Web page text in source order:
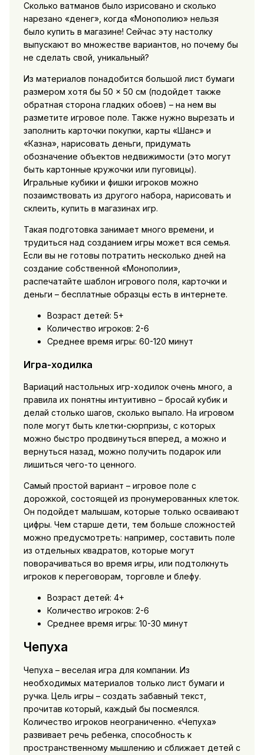
Сколько ватманов было изрисовано и сколько
нарезано «денег», когда «Монополию» нельзя
было купить в магазине! Сейчас эту настолку
выпускают во множестве вариантов, но почему бы
не сделать свой, уникальный?
Из материалов понадобится большой лист бумаги
размером хотя бы 50 × 50 см (подойдет также
обратная сторона гладких обоев) – на нем вы
разметите игровое поле. Также нужно вырезать и
заполнить карточки покупки, карты «Шанс» и
«Казна», нарисовать деньги, придумать
обозначение объектов недвижимости (это могут
быть картонные кружочки или пуговицы).
Игральные кубики и фишки игроков можно
позаимствовать из другого набора, нарисовать и
склеить, купить в магазинах игр.
Такая подготовка занимает много времени, и
трудиться над созданием игры может вся семья.
Если вы не готовы потратить несколько дней на
создание собственной «Монополии»,
распечатайте шаблон игрового поля, карточки и
деньги – бесплатные образцы есть в интернете.
Возраст детей: 5+
Количество игроков: 2-6
Среднее время игры: 60-120 минут
Игра-ходилка
Вариаций настольных игр-ходилок очень много, а
правила их понятны интуитивно – бросай кубик и
делай столько шагов, сколько выпало. На игровом
поле могут быть клетки-сюрпризы, с которых
можно быстро продвинуться вперед, а можно и
вернуться назад, можно получить подарок или
лишиться чего-то ценного.
Самый простой вариант – игровое поле с
дорожкой, состоящей из пронумерованных клеток.
Он подойдет малышам, которые только осваивают
цифры. Чем старше дети, тем больше сложностей
можно предусмотреть: например, составить поле
из отдельных квадратов, которые могут
поворачиваться во время игры, или подтолкнуть
игроков к переговорам, торговле и блефу.
Возраст детей: 4+
Количество игроков: 2-6
Среднее время игры: 10-30 минут
Чепуха
Чепуха – веселая игра для компании. Из
необходимых материалов только лист бумаги и
ручка. Цель игры – создать забавный текст,
прочитав который, каждый бы посмеялся.
Количество игроков неограниченно. «Чепуха»
развивает речь ребенка, способность к
пространственному мышлению и сближает детей с